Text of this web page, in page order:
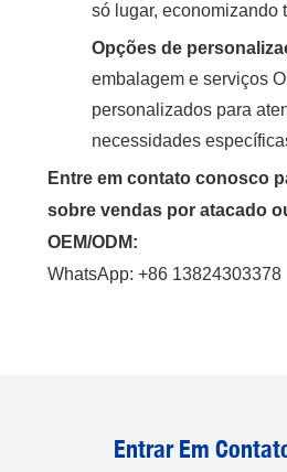
só lugar, economizando
Opções de
embalagem e serviços
personalizados para
necessidades
Entre em contato conosco
sobre vendas por atacado
OEM/ODM:
WhatsApp: +86 13824303378
Entrar Em